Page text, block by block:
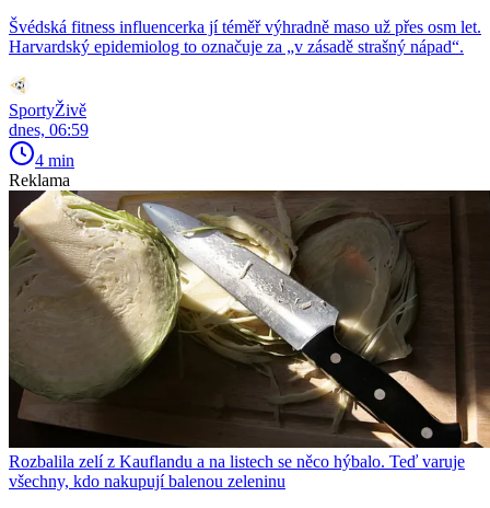
Švédská fitness influencerka jí téměř výhradně maso už přes osm let.
Harvardský epidemiolog to označuje za „v zásadě strašný nápad“.
SportyŽivě
dnes, 06:59
4 min
Reklama
Rozbalila zelí z Kauflandu a na listech se něco hýbalo. Teď varuje
všechny, kdo nakupují balenou zeleninu